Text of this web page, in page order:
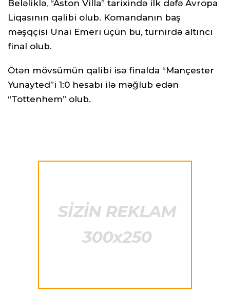
Beləliklə, “Aston Villa” tarixində ilk dəfə Avropa
Liqasının qalibi olub. Komandanın baş
məşqçisi Unai Emeri üçün bu, turnirdə altıncı
final olub.
Ötən mövsümün qalibi isə finalda “Mançester
Yunayted”i 1:0 hesabı ilə məğlub edən
“Tottenhem” olub.